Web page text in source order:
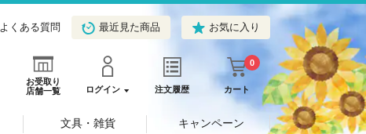
よくある質問 最近見た商品 お気に入り
お受取り
店舗一覧
ログイン 注文履歴 カート
0
文具・雑貨 キャンペーン